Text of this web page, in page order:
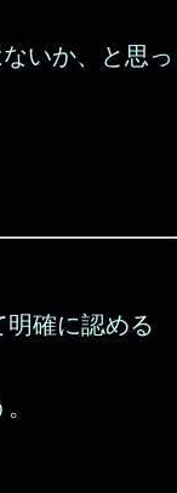
いか、と思っ
確に認める